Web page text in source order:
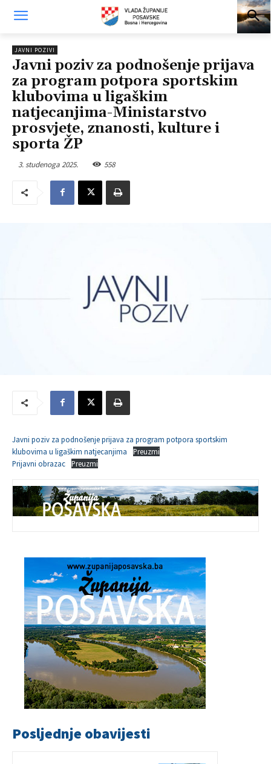
JAVNI POZIVI
Javni poziv za podnošenje prijava
za program potpora sportskim
klubovima u ligaškim
natjecanjima-Ministarstvo
prosvjete, znanosti, kulture i
sporta ŽP
3. studenoga 2025. 558
Javni poziv za podnošenje prijava za program potpora sportskim
klubovima u ligaškim natjecanjima
Preuzmi
Prijavni obrazac
Preuzmi
Posljednje obavijesti